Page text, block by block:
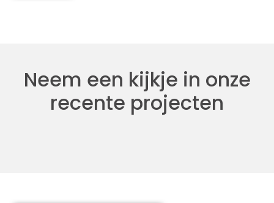
Neem een kijkje in onze
recente projecten